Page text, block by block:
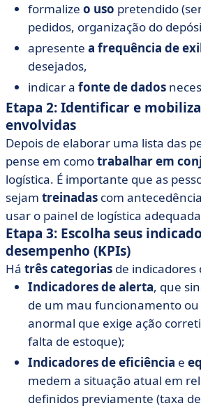
formalize o uso pretendido
pedidos, organização do
apresente a frequência de
desejados,
indicar a fonte de dados
Etapa 2: Identificar e
envolvidas
Depois de elaborar uma lista das
pense em comotrabalhar em
logística. É importante que as
sejam treinadas com
usar o painel de logística
Etapa 3: Escolha seus
desempenho (KPIs)
Há três categorias de
Indicadores de alerta, que
de um mau funcionamento
anormal que exige ação
falta de estoque);
Indicadores de eficiência e
medem a situação atual em
definidos previamente (taxa